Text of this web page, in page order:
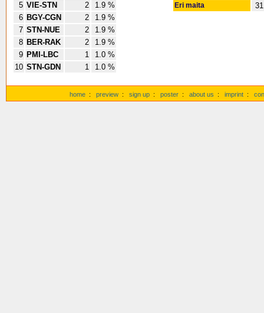
5 VIE-STN 2
1.9 %
6 BGY-CGN 2
1.9 %
7 STN-NUE 2
1.9 %
8 BER-RAK 2
1.9 %
9 PMI-LBC 1
1.0 %
10 STN-GDN 1 1.0 %
Eri maita 31
home : preview : sign up : poster : about us : imprint :